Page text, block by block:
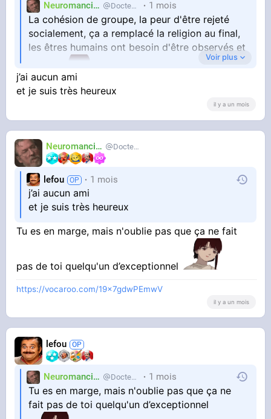
Neuromancien Docteur-Lulu 1 mois
La cohésion de groupe, la peur d'être rejeté
socialement, ça a remplacé la religion au final,
les êtres humains ont besoin d'être observés et
jugés.
Voir plus
j’ai aucun ami
et je suis très heureux
il y a un mois
Neuromancien Docteur-Lulu
lefou 1 mois
j’ai aucun ami
et je suis très heureux
Tu es en marge, mais n'oublie pas que ça ne fait
pas de toi quelqu'un d’exceptionnel
https://vocaroo.com/19x7gdwPEmwV
il y a un mois
lefou
Neuromancien Docteur-Lulu 1 mois
Tu es en marge, mais n'oublie pas que ça ne
fait pas de toi quelqu'un d’exceptionnel